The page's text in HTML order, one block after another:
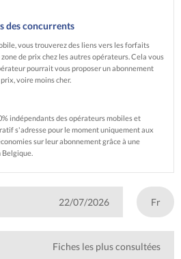
des concurrents
vous trouverez des liens vers les forfaits
de prix chez les autres opérateurs. Cela vous
pourrait vous proposer un abonnement
voire moins cher.
indépendants des opérateurs mobiles et
s'adresse pour le moment uniquement aux
sur leur abonnement grâce à une
22/07/2026 Fr
Fiches les plus consultées